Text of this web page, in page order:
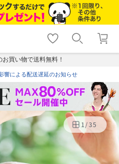
shopping_cart lock_outline
ログイン
買い物で送料無料！
響による配送遅延のお知らせ
1/35